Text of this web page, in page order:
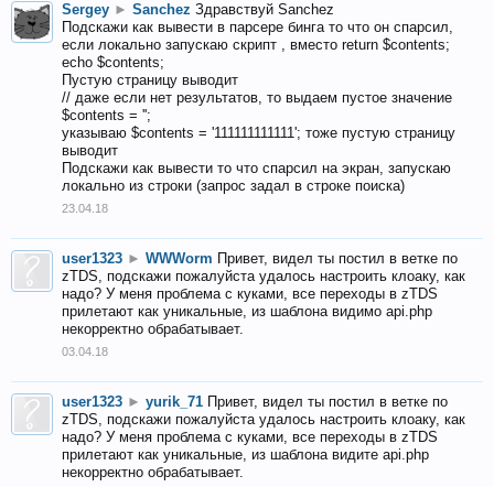
Sergey ► Sanchez Здравствуй Sanchez
Подскажи как вывести в парсере бинга то что он спарсил,
если локально запускаю скрипт , вместо return $contents;
echo $contents;
Пустую страницу выводит
// даже если нет результатов, то выдаем пустое значение
$contents = '';
указываю $contents = '111111111111'; тоже пустую страницу
выводит
Подскажи как вывести то что спарсил на экран, запускаю
локально из строки (запрос задал в строке поиска)
23.04.18
user1323 ► WWWorm Привет, видел ты постил в ветке по
zTDS, подскажи пожалуйста удалось настроить клоаку, как
надо? У меня проблема с куками, все переходы в zTDS
прилетают как уникальные, из шаблона видимо api.php
некорректно обрабатывает.
03.04.18
user1323 ► yurik_71 Привет, видел ты постил в ветке по
zTDS, подскажи пожалуйста удалось настроить клоаку, как
надо? У меня проблема с куками, все переходы в zTDS
прилетают как уникальные, из шаблона видите api.php
некорректно обрабатывает.